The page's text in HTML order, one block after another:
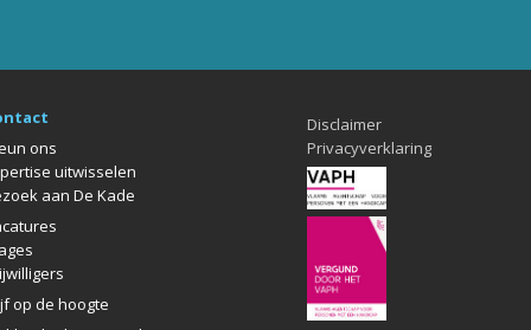
ons
uitwisselen
aan De Kade
op de hoogte
Disclaimer
Privacyverklaring